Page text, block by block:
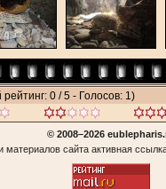
0 / 5 - Голосов: 1)
© 2008–2026
материалов сайта активная